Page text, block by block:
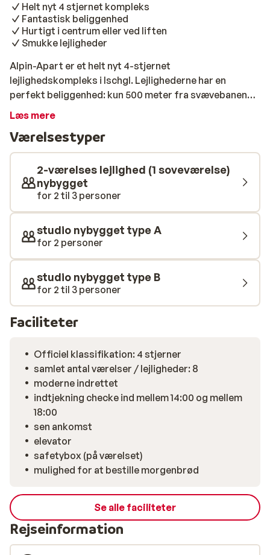
Helt nyt 4 stjernet kompleks
Fantastisk beliggenhed
Hurtigt i centrum eller ved liften
Smukke lejligheder
Alpin-Apart er et helt nyt 4-stjernet
lejlighedskompleks i Ischgl. Lejlighederne har en
perfekt beliggenhed: kun 500 meter fra svævebanen
Fimbabahn. Komplekset har luksuriøse og rummelige
og et lækkert badeværelse. Alpin-Apart er den
perfekte base for en skiferie i Silvretta Arena.
Skiområdet kan prale af mere end 230 kilometer pister,
der spænder fra begyndere til eksperter.
Søsterhotellet, Hotel Alpina, ligger kun et stenkast fra
Alpin-Apart. Gæster på Alpin-Apart kan bruge
skiskabene og nyde spisefaciliteterne på hotellet.
Desuden reserverer Alpin-Apart borde til deres
hotelgæster. Godt at vide: Bygningen er i øjeblikket
lejlighederne. Så snart billederne er tilgængelige,
lægger vi dem op.
Læs mere
Værelsestyper
2-værelses lejlighed (1 soveværelse)
nybygget
for 2 til 3 personer
studio nybygget type A
for 2 personer
studio nybygget type B
for 2 til 3 personer
Faciliteter
Officiel klassifikation: 4 stjerner
samlet antal værelser / lejligheder: 8
moderne indrettet
indtjekning checke ind mellem 14:00 og mellem
18:00
sen ankomst
elevator
safetybox (på værelset)
mulighed for at bestille morgenbrød
Se alle faciliteter
Rejseinformation